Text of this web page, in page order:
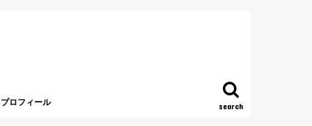
search
プロフィール